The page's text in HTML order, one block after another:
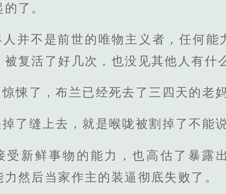
了。
并不是前世的唯物主义者，任何能
复活了好几次，也没见其他人有什
悚了，布兰已经死去了三四天的老
了缝上去，就是喉咙被割掉了不能
受新鲜事物的能力，也高估了暴露
然后当家作主的装逼彻底失败了。